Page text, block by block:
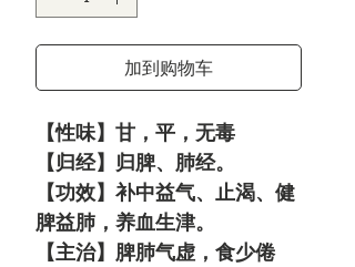
加到购物车
【性味】甘，平，无毒
【归经】归脾、肺经。
【功效】补中益气、止渴、健
脾益肺，养血生津。
【主治】脾肺气虚，食少倦